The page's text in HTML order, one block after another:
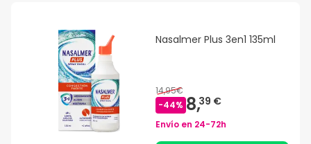
Nasalmer Plus 3en1 135ml
14,95€
-44% 8,39 €
Envío en 24-72h